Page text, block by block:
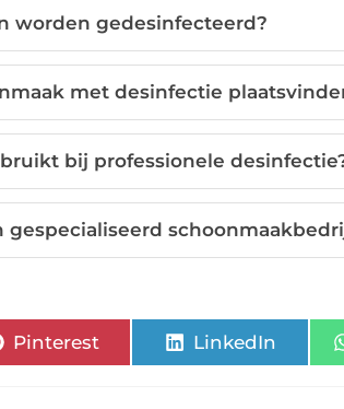
worden gedesinfecteerd?
met desinfectie
bij professionele
gespecialiseerd
Pinterest LinkedIn